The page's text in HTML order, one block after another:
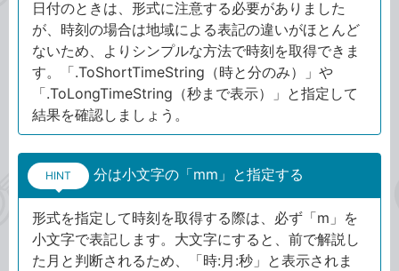
日付のときは、形式に注意する必要がありました
が、時刻の場合は地域による表記の違いがほとんど
ないため、よりシンプルな方法で時刻を取得できま
す。「.ToShortTimeString（時と分のみ）」や
「.ToLongTimeString（秒まで表示）」と指定して
結果を確認しましょう。
HINT 分は小文字の「mm」と指定する
形式を指定して時刻を取得する際は、必ず「m」を
小文字で表記します。大文字にすると、前で解説し
た月と判断されるため、「時:月:秒」と表示されま